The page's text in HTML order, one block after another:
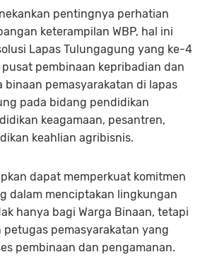
pentingnya perhatian
keterampilan WBP, hal ini
Lapas Tulungagung yang ke-4
pembinaan kepribadian dan
binaan pemasyarakatan di lapas
pada bidang pendidikan
keagamaan, pesantren,
keahlian agribisnis.
dapat memperkuat komitmen
dalam menciptakan lingkungan
hanya bagi Warga Binaan, tetapi
pemasyarakatan yang
pembinaan dan pengamanan.